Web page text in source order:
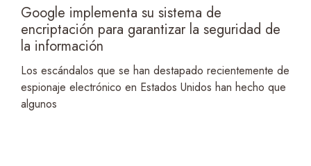
Google implementa su sistema de
encriptación para garantizar la seguridad de
la información
Los escándalos que se han destapado recientemente de
espionaje electrónico en Estados Unidos han hecho que
algunos